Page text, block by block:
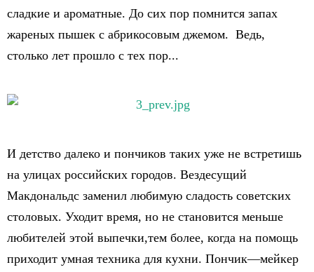
сладкие и ароматные. До сих пор помнится запах
жареных пышек с абрикосовым джемом. Ведь,
столько лет прошло с тех пор...
И детство далеко и пончиков таких уже не встретишь
на улицах российских городов. Вездесущий
Макдональдс заменил любимую сладость советских
столовых. Уходит время, но не становится меньше
любителей этой выпечки,тем более, когда на помощь
приходит умная техника для кухни. Пончик—мейкер